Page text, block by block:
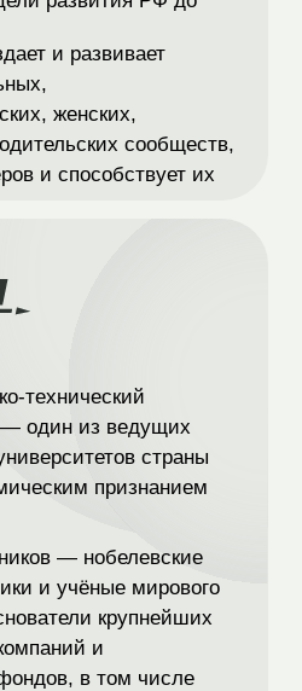
—
и
в том числе
Кривенко и др.
страны
признанием
свыше
и за рубежом.
и опытом,
для